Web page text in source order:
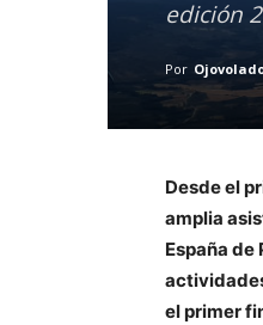
edición
Por
Desde el
amplia
España
el primer